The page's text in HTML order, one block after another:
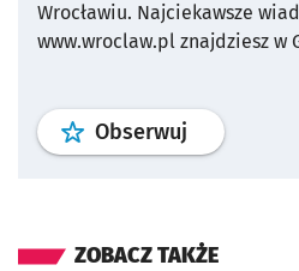
Wrocławiu. Najciekawsze
www.wroclaw.pl znajdziesz w
Obserwuj profil
ZOBACZ TAKŻE